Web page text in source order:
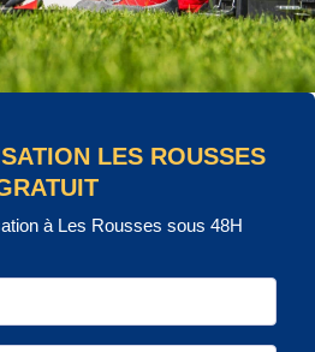
LES ROUSSES
à Les Rousses sous 48H